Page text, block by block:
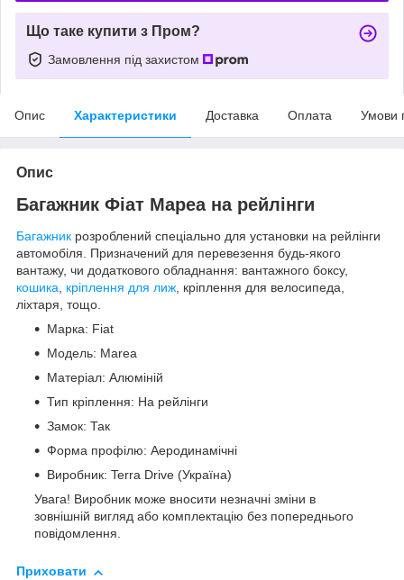
Що таке купити з Пром?
Замовлення під захистом
Опис Характеристики Доставка Оплата Умови
Опис
Багажник Фіат Мареа на рейлінги
Багажник розроблений спеціально для установки на рейлінги
автомобіля. Призначений для перевезення будь-якого
вантажу, чи додаткового обладнання: вантажного боксу,
кошика, кріплення для лиж, кріплення для велосипеда,
ліхтаря, тощо.
Марка: Fiat
Модель: Marea
Матеріал: Алюміній
Тип кріплення: На рейлінги
Замок: Так
Форма профілю: Аеродинамічні
Виробник: Terra Drive (Україна)
Увага! Виробник може вносити незначні зміни в
зовнішній вигляд або комплектацію без попереднього
повідомлення.
Приховати